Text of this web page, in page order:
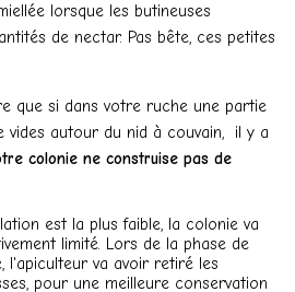
lorsque les butineuses
de nectar. Pas bête, ces petites
que si dans votre ruche une partie
vides autour du nid à couvain, il y a
colonie ne construise pas de
est la plus faible, la colonie va
limité. Lors de la phase de
l'apiculteur va avoir retiré les
pour une meilleure conservation